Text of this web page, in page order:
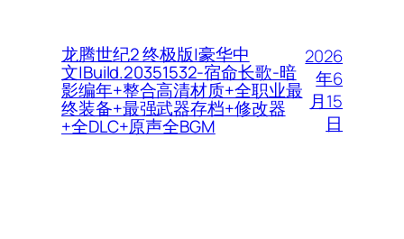
龙腾世纪2 终极版|豪华中
文|Build.20351532-宿命长歌-暗
影编年+整合高清材质+全职业最
终装备+最强武器存档+修改器
+全DLC+原声全BGM
2026
年6
月15
日